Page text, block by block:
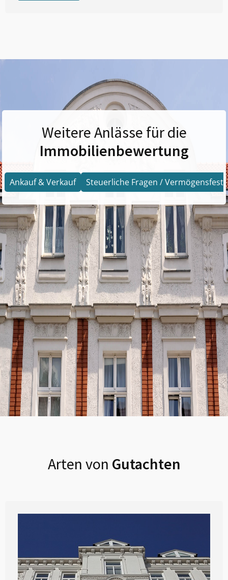
Weitere Anlässe für die
Immobilienbewertung
Ankauf & Verkauf Steuerliche Fragen /
Arten von Gutachten